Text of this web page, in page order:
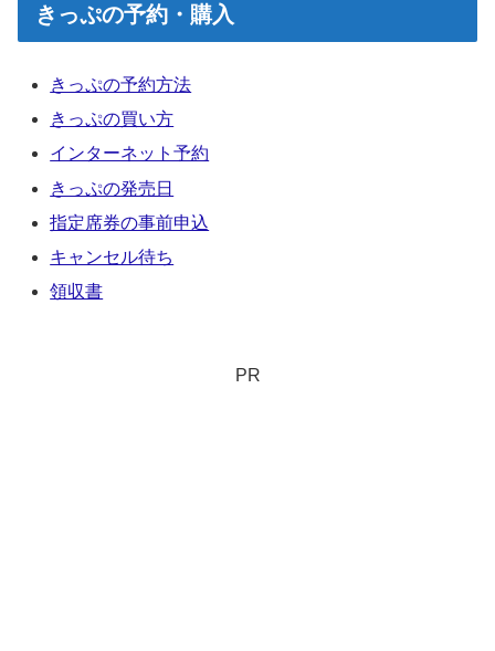
きっぷの予約・購入
きっぷの予約方法
きっぷの買い方
インターネット予約
きっぷの発売日
指定席券の事前申込
キャンセル待ち
領収書
PR